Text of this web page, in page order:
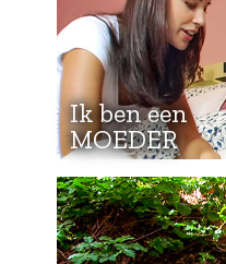
Ik ben een
MOEDER